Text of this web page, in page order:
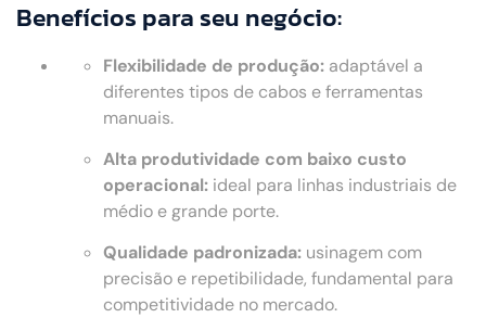
Benefícios para seu negócio:
Flexibilidade de produção: adaptável a
diferentes tipos de cabos e ferramentas
manuais.
Alta produtividade com baixo custo
operacional: ideal para linhas industriais de
médio e grande porte.
Qualidade padronizada: usinagem com
precisão e repetibilidade, fundamental para
competitividade no mercado.